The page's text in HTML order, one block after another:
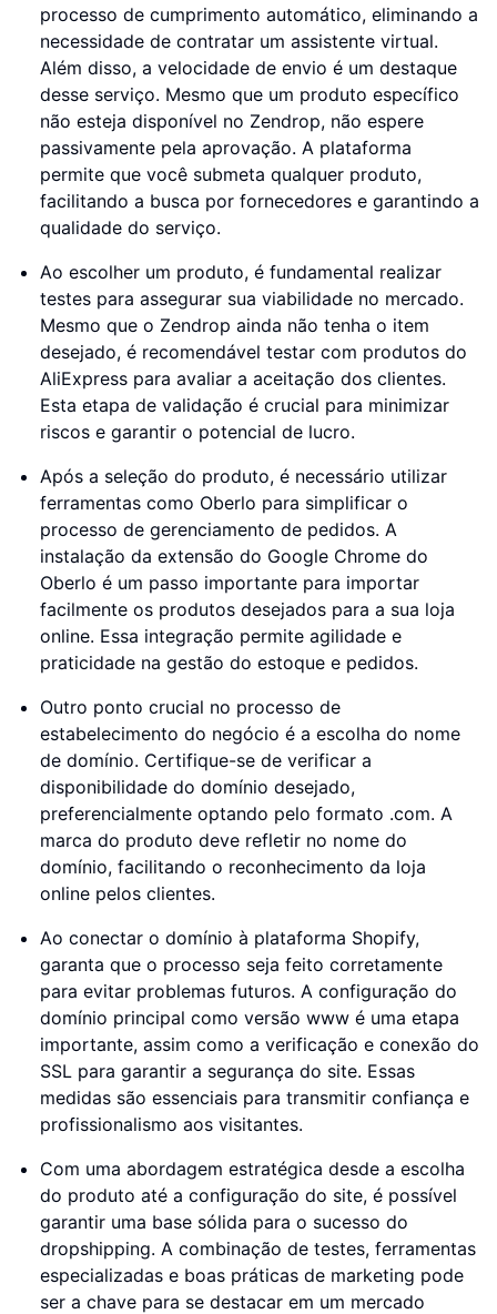
processo de cumprimento automático, eliminando a
necessidade de contratar um assistente virtual.
Além disso, a velocidade de envio é um destaque
desse serviço. Mesmo que um produto específico
não esteja disponível no Zendrop, não espere
passivamente pela aprovação. A plataforma
permite que você submeta qualquer produto,
facilitando a busca por fornecedores e garantindo a
qualidade do serviço.
Ao escolher um produto, é fundamental realizar
testes para assegurar sua viabilidade no mercado.
Mesmo que o Zendrop ainda não tenha o item
desejado, é recomendável testar com produtos do
AliExpress para avaliar a aceitação dos clientes.
Esta etapa de validação é crucial para minimizar
riscos e garantir o potencial de lucro.
Após a seleção do produto, é necessário utilizar
ferramentas como Oberlo para simplificar o
processo de gerenciamento de pedidos. A
instalação da extensão do Google Chrome do
Oberlo é um passo importante para importar
facilmente os produtos desejados para a sua loja
online. Essa integração permite agilidade e
praticidade na gestão do estoque e pedidos.
Outro ponto crucial no processo de
estabelecimento do negócio é a escolha do nome
de domínio. Certifique-se de verificar a
disponibilidade do domínio desejado,
preferencialmente optando pelo formato .com. A
marca do produto deve refletir no nome do
domínio, facilitando o reconhecimento da loja
online pelos clientes.
Ao conectar o domínio à plataforma Shopify,
garanta que o processo seja feito corretamente
para evitar problemas futuros. A configuração do
domínio principal como versão www é uma etapa
importante, assim como a verificação e conexão do
SSL para garantir a segurança do site. Essas
medidas são essenciais para transmitir confiança e
profissionalismo aos visitantes.
Com uma abordagem estratégica desde a escolha
do produto até a configuração do site, é possível
garantir uma base sólida para o sucesso do
dropshipping. A combinação de testes, ferramentas
especializadas e boas práticas de marketing pode
ser a chave para se destacar em um mercado